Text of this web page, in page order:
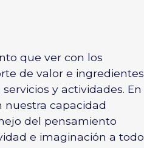
que ver con los
de valor e ingredientes
y actividades. En
capacidad
del pensamiento
e imaginación a